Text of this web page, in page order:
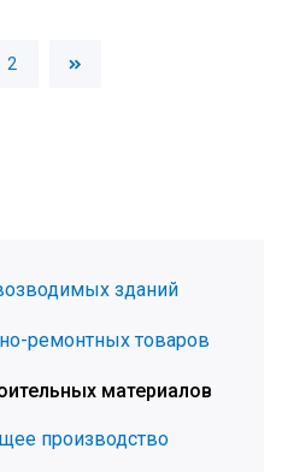
2
зданий
ремонтных товаров
материалов
производство